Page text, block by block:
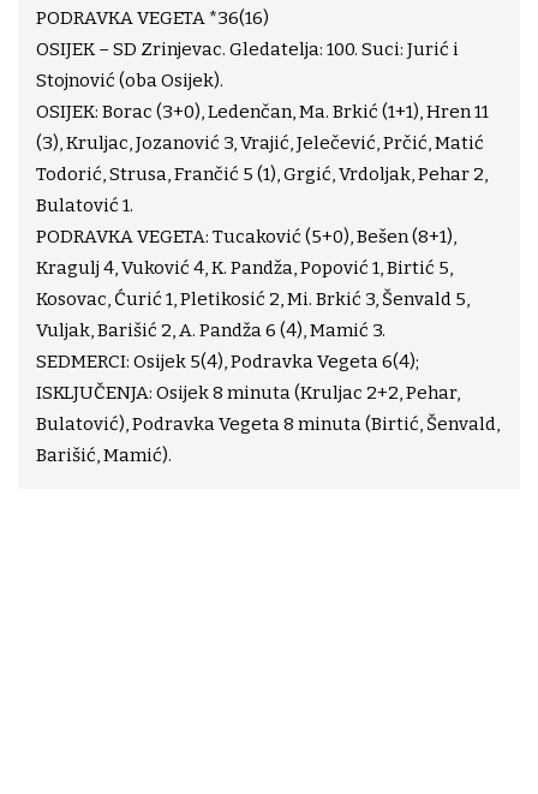
PODRAVKA VEGETA *36(16)
OSIJEK – SD Zrinjevac. Gledatelja: 100. Suci: Jurić i
Stojnović (oba Osijek).
OSIJEK: Borac (3+0), Ledenčan, Ma. Brkić (1+1), Hren 11
(3), Kruljac, Jozanović 3, Vrajić, Jelečević, Prčić, Matić
Todorić, Strusa, Frančić 5 (1), Grgić, Vrdoljak, Pehar 2,
Bulatović 1.
PODRAVKA VEGETA: Tucaković (5+0), Bešen (8+1),
Kragulj 4, Vuković 4, K. Pandža, Popović 1, Birtić 5,
Kosovac, Ćurić 1, Pletikosić 2, Mi. Brkić 3, Šenvald 5,
Vuljak, Barišić 2, A. Pandža 6 (4), Mamić 3.
SEDMERCI: Osijek 5(4), Podravka Vegeta 6(4);
ISKLJUČENJA: Osijek 8 minuta (Kruljac 2+2, Pehar,
Bulatović), Podravka Vegeta 8 minuta (Birtić, Šenvald,
Barišić, Mamić).